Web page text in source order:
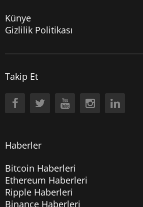
Künye
Gizlilik Politikası
Takip Et
Haberler
Bitcoin Haberleri
Ethereum Haberleri
Ripple Haberleri
Binance Haberleri